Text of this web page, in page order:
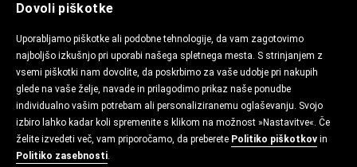
Dovoli piškotke
Uporabljamo piškotke ali podobne tehnologije, da vam zagotovimo
najboljšo izkušnjo pri uporabi našega spletnega mesta. S strinjanjem z
vsemi piškotki nam dovolite, da poskrbimo za vaše udobje pri nakupih
glede na vaše želje, navade in prilagodimo prikaz naše ponudbe
individualno vašim potrebam ali personaliziranemu oglaševanju. Svojo
izbiro lahko kadar koli spremenite s klikom na možnost »Nastavitve«. Če
želite izvedeti več, vam priporočamo, da preberete Politiko piškotkov in
Politiko zasebnosti.